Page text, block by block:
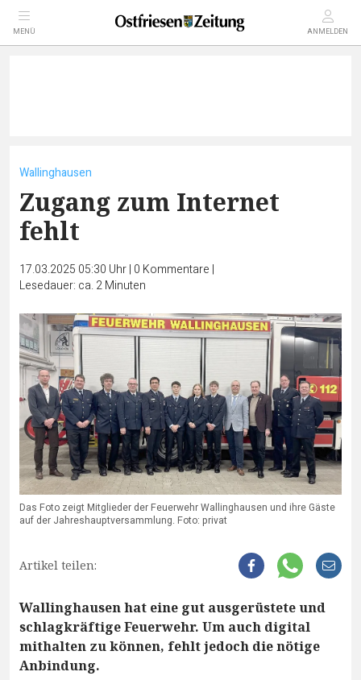
MENÜ ANMELDEN
Wallinghausen
Zugang zum Internet
fehlt
17.03.2025 05:30 Uhr| 0 Kommentare |
Lesedauer: ca. 2 Minuten
Das Foto zeigt Mitglieder der Feuerwehr Wallinghausen und ihre Gäste
auf der Jahreshauptversammlung. Foto: privat
Artikel teilen:
Wallinghausen hat eine gut ausgerüstete und
schlagkräftige Feuerwehr. Um auch digital
mithalten zu können, fehlt jedoch die nötige
Anbindung.